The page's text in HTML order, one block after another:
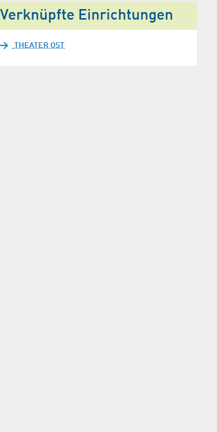
Verknüpfte Einrichtungen
THEATER OST